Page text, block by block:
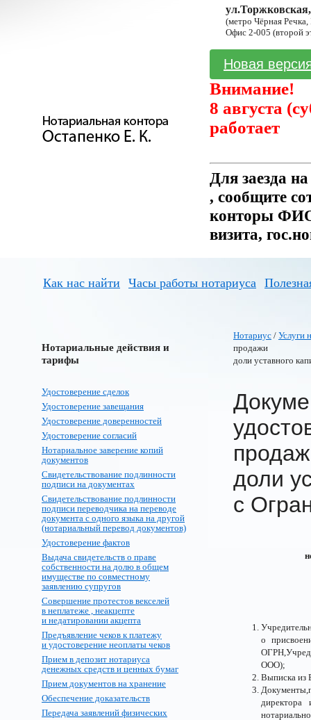
(метро Чёрная
Офис 2-005 (второй
Новая
Внимание!
8 августа
работает
Для заезда
, сообщите
конторы ФИО
визита,
Как нас найти Часы работы нотариуса
Нотариальные действия и
тарифы
Удостоверение сделок
Удостоверение завещания
Удостоверение доверенностей
Удостоверение согласий
Нотариальное заверение копий
документов
Свидетельствование подлинности
подписи на документах
Свидетельствование подлинности
подписи переводчика на переводе
документа с одного языка на другой
(нотариальный перевод документов)
Удостоверение фактов
Выдача свидетельств о праве
собственности на долю в общем
имуществе по совместному
заявлению супругов
Совершение протестов векселей
в неплатеже , неакцепте
и недатировании акцепта
Предъявление чеков к платежу
и удостоверение неоплаты чеков
Прием в депозит нотариуса
денежных средств и ценных бумаг
Прием документов на хранение
Обеспечение доказательств
Передача заявлений физических
Нотариус / Услуги
продажи
доли уставного
доли
с
о
ООО);
Выписка
директора